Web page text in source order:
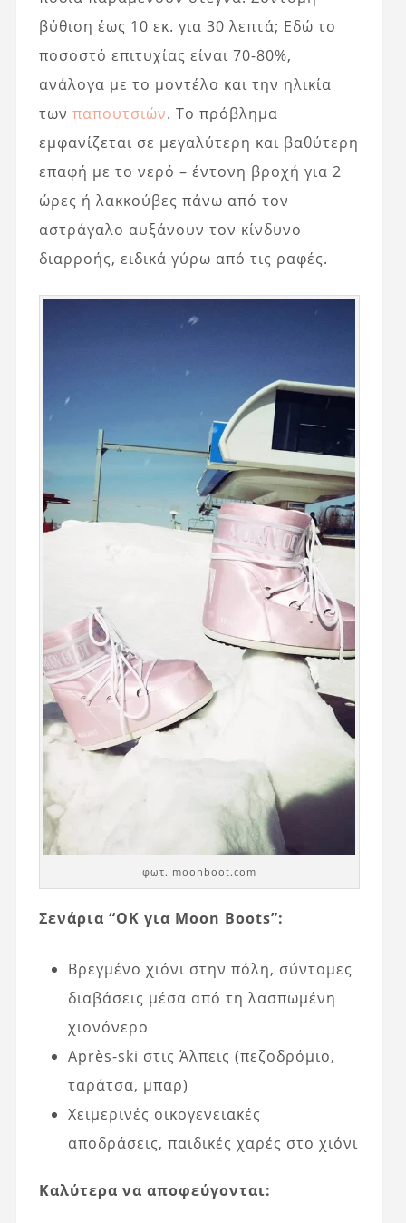
βύθιση έως 10 εκ. για 30 λεπτά; Εδώ το
ποσοστό επιτυχίας είναι 70-80%,
ανάλογα με το μοντέλο και την ηλικία
των παπουτσιών. Το πρόβλημα
εμφανίζεται σε μεγαλύτερη και βαθύτερη
επαφή με το νερό – έντονη βροχή για 2
ώρες ή λακκούβες πάνω από τον
αστράγαλο αυξάνουν τον κίνδυνο
διαρροής, ειδικά γύρω από τις ραφές.
φωτ. moonboot.com
Σενάρια “OK για Moon Boots”:
Βρεγμένο χιόνι στην πόλη, σύντομες
διαβάσεις μέσα από τη λασπωμένη
χιονόνερο
Après-ski στις Άλπεις (πεζοδρόμιο,
ταράτσα, μπαρ)
Χειμερινές οικογενειακές
αποδράσεις, παιδικές χαρές στο χιόνι
Καλύτερα να αποφεύγονται: